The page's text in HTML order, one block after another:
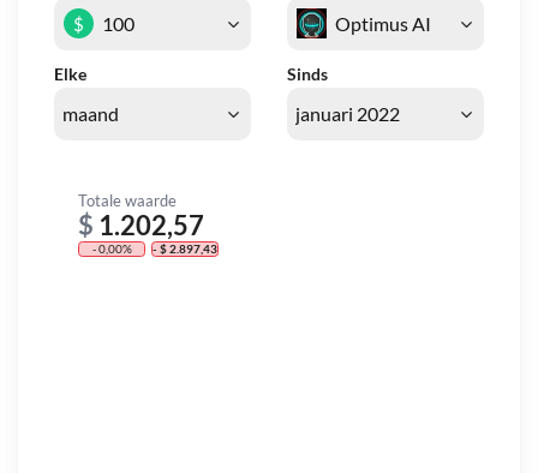
Elke Sinds
$
Totale waarde
$ 1.202,57
- 0,00% - $ 2.897,43